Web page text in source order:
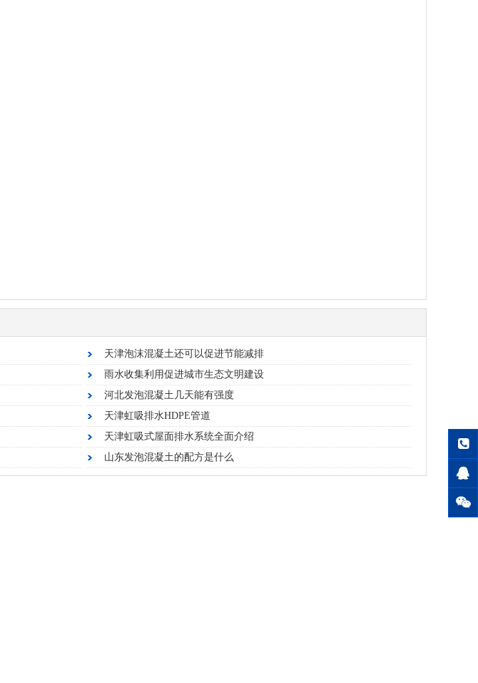
天津泡沫混凝土还可以促进节能减排
雨水收集利用促进城市生态文明建设
河北发泡混凝土几天能有强度
天津虹吸排水HDPE管道
天津虹吸式屋面排水系统全面介绍
山东发泡混凝土的配方是什么